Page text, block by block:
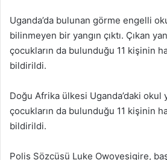
Uganda’da bulunan görme engelli
bilinmeyen bir yangın çıktı. Çıkan
çocukların da bulunduğu 11 kişinin
bildirildi.
Doğu Afrika ülkesi Uganda’daki okul
çocukların da bulunduğu 11 kişinin
bildirildi.
Polis Sözcüsü Luke Owoyesigire,